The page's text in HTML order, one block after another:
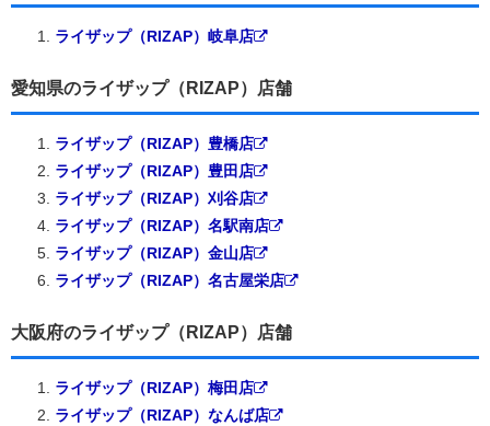
ライザップ（RIZAP）岐阜店
愛知県のライザップ（RIZAP）店舗
ライザップ（RIZAP）豊橋店
ライザップ（RIZAP）豊田店
ライザップ（RIZAP）刈谷店
ライザップ（RIZAP）名駅南店
ライザップ（RIZAP）金山店
ライザップ（RIZAP）名古屋栄店
大阪府のライザップ（RIZAP）店舗
ライザップ（RIZAP）梅田店
ライザップ（RIZAP）なんば店